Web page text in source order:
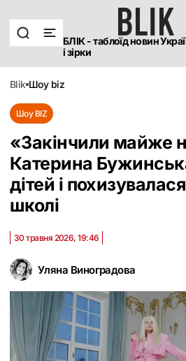
БЛІК - таблоїд новин
і зірки
blik шоу biz
Шоу BIZ
«Закінчили майже
Катерина
дітей і
школі
Уляна Виноградова
30 травня 2026, 19:46